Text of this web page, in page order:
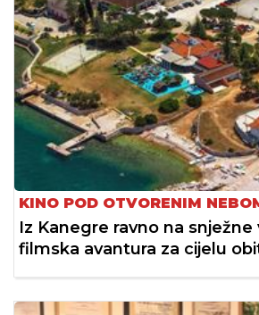
KINO POD OTVORENIM
Iz Kanegre ravno na snježne
filmska avantura za cijelu